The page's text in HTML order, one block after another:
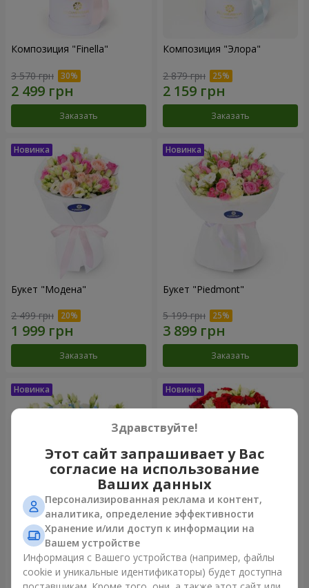
Композиция "Finella"
3 570 грн
Заказать
Композиция "Элора"
2 879 грн
Заказать
Букет "Модена"
2 499 грн
Заказать
Букет "Piedmont"
5 199 грн
Заказать
Композиция "Сильвия"
3 570 грн
Букет "Katarina"
2 999 грн
Здравствуйте!
Этот сайт запрашивает у Вас
согласие на использование
Ваших данных
Персонализированная реклама и контент,
аналитика, определение эффективности
Хранение и/или доступ к информации на
Вашем устройстве
Информация с Вашего устройства (например, файлы
cookie и уникальные идентификаторы) будет доступна